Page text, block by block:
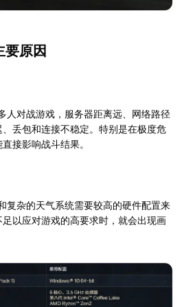
原因
人对战游戏，服务器距离远、网络路径
丢包和连接不稳定。特别是在极度危
接影响战斗结果。
复杂的天气系统需要较高的硬件配置来
以应对游戏的高要求时，就会出现画